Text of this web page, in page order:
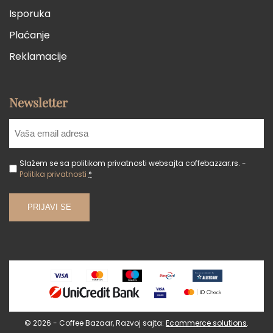
Isporuka
Plaćanje
Reklamacije
Newsletter
Slažem se sa politikom privatnosti websajta coffebazzar.rs. -
Politika privatnosti *
© 2026 - Coffee Bazaar, Razvoj sajta: Ecommerce solutions.